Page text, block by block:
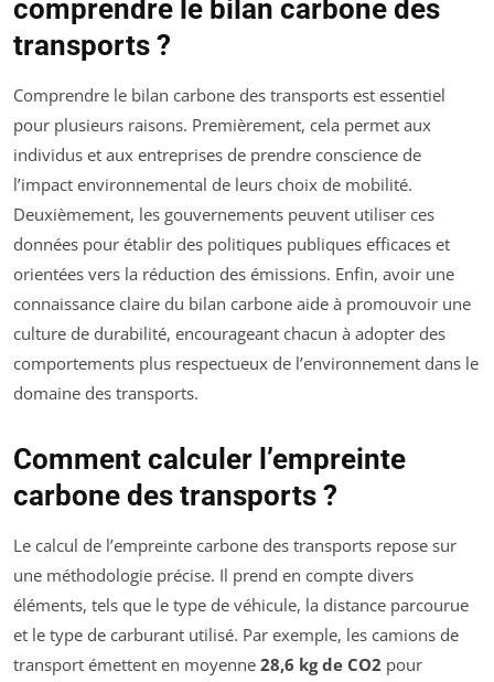
comprendre le bilan carbone des
transports ?
Comprendre le bilan carbone des transports est essentiel
pour plusieurs raisons. Premièrement, cela permet aux
individus et aux entreprises de prendre conscience de
l’impact environnemental de leurs choix de mobilité.
Deuxièmement, les gouvernements peuvent utiliser ces
données pour établir des politiques publiques efficaces et
orientées vers la réduction des émissions. Enfin, avoir une
connaissance claire du bilan carbone aide à promouvoir une
culture de durabilité, encourageant chacun à adopter des
comportements plus respectueux de l’environnement dans le
domaine des transports.
Comment calculer l’empreinte
carbone des transports ?
Le calcul de l’empreinte carbone des transports repose sur
une méthodologie précise. Il prend en compte divers
éléments, tels que le type de véhicule, la distance parcourue
et le type de carburant utilisé. Par exemple, les camions de
transport émettent en moyenne 28,6 kg de CO2 pour